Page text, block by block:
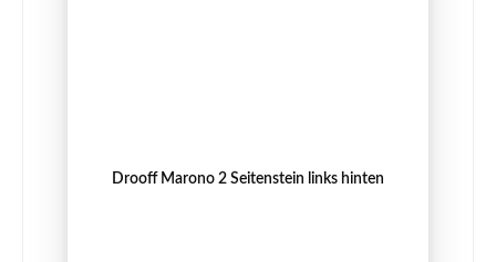
Drooff Marono 2 Seitenstein links hinten